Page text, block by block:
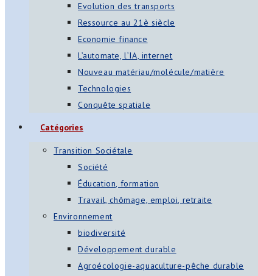
Evolution des transports
Ressource au 21è siècle
Economie finance
L’automate, l’IA, internet
Nouveau matériau/molécule/matière
Technologies
Conquête spatiale
Catégories
Transition Sociétale
Société
Éducation, formation
Travail, chômage, emploi, retraite
Environnement
biodiversité
Développement durable
Agroécologie-aquaculture-pêche durable